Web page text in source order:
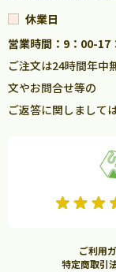
休業日
営業時間：9：00-17
ご注文は24時間年中
文やお問合せ等の
ご返答に関しまして
ご利用
特定商取引